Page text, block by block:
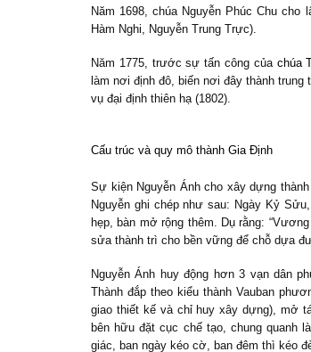
Năm 1698, chúa Nguyễn Phúc Chu
Hàm Nghi, Nguyễn Trung Trực).
Năm 1775, trước sự tấn công của chúa
làm nơi định đô, biến nơi đây thành
vụ đại định thiên hạ (1802).
Cấu trúc và quy mô thành Gia Định
Sự kiện Nguyễn Ánh cho xây dựng
Nguyễn ghi chép như sau: Ngày Kỷ
hẹp, bàn mở rộng thêm. Dụ rằng:
sửa thành trì cho bền vững để chỗ dựa
Nguyễn Ánh huy động hơn 3 vạn dân
Thành đắp theo kiểu thành Vauban
giao thiết kế và chỉ huy xây dựng), mở
bên hữu đặt cục chế tạo, chung quanh
giác, ban ngày kéo cờ, ban đêm thì kéo